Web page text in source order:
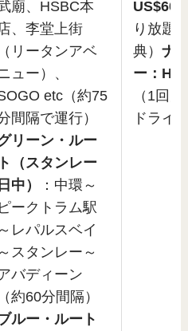
廟、HSBC本
、李堂上街
（リータンアベ
ュー）、
etc（約75
間隔で運行）
リーン・ルー
ト（スタンレー
日中）
：中環～
ピークトラム駅
～レパルスベイ
～スタンレー～
バディーン
（約60分間隔）
ルー・ルート
US$60
り放題
典） ナ
ー：
（1回
ドライ